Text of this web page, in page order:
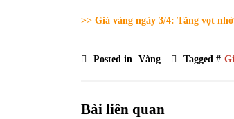
>> Giá vàng ngày 3/4: Tăng vọt
Posted in Vàng Tagged #
Bài liên quan